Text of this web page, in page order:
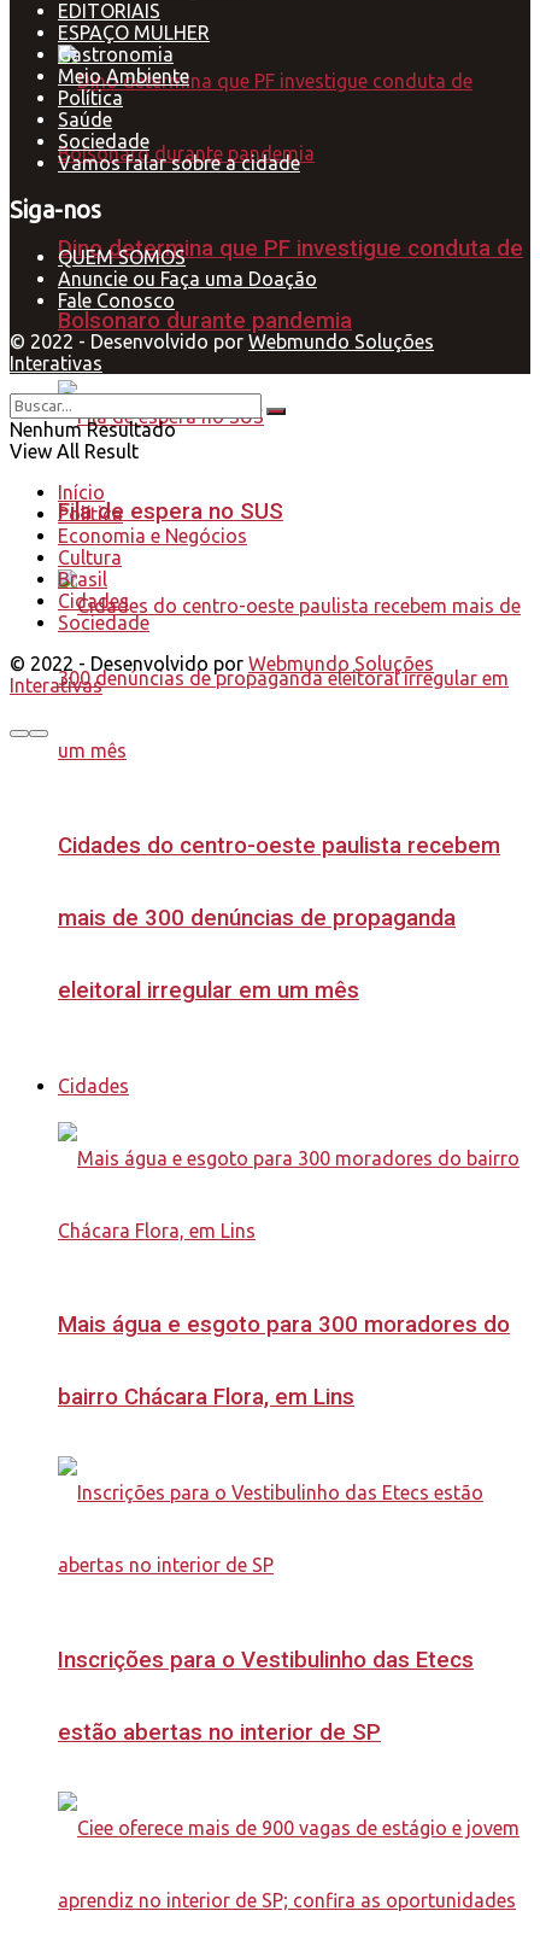
Dino determina que PF investigue conduta de
Bolsonaro durante pandemia
Fila de espera no SUS
Cidades do centro-oeste paulista recebem
mais de 300 denúncias de propaganda
eleitoral irregular em um mês
Cidades
Mais água e esgoto para 300 moradores do
bairro Chácara Flora, em Lins
Inscrições para o Vestibulinho das Etecs
estão abertas no interior de SP
EDITORIAIS
ESPAÇO MULHER
Gastronomia
Meio Ambiente
Política
Saúde
Sociedade
Vamos falar sobre a cidade
Siga-nos
QUEM SOMOS
Anuncie ou Faça uma Doação
Fale Conosco
© 2022 - Desenvolvido por Webmundo Soluções
Interativas
Nenhum Resultado
View All Result
Início
Política
Economia e Negócios
Cultura
Brasil
Cidades
Sociedade
© 2022 - Desenvolvido por Webmundo Soluções
Interativas